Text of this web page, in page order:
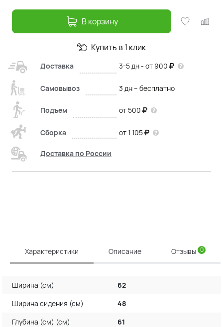
В корзину
Купить в 1 клик
Доставка 3-5 дн - от 900
Самовывоз 3 дн – бесплатно
Подъем от 500
Сборка от 1 105
Доставка по России
Характеристики Описание Отзывы 0
Ширина (см)
62
Ширина сидения (см)
48
Глубина (см) (см)
61